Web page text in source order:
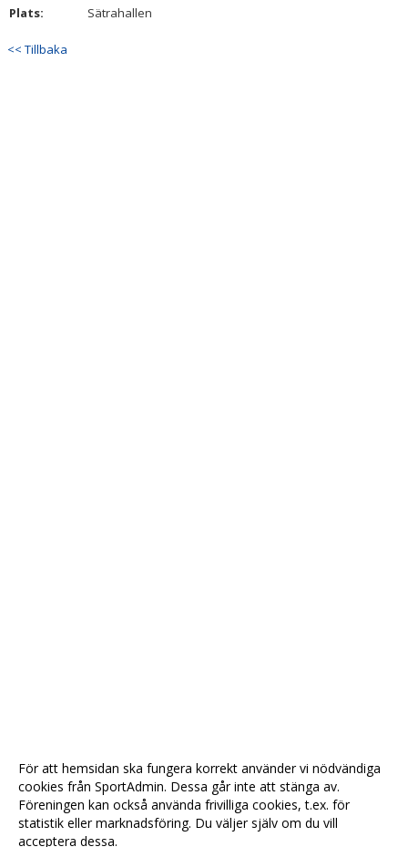
Plats:
Sätrahallen
<< Tillbaka
För att hemsidan ska fungera korrekt använder vi nödvändiga
cookies från SportAdmin. Dessa går inte att stänga av.
Föreningen kan också använda frivilliga cookies, t.ex. för
statistik eller marknadsföring. Du väljer själv om du vill
acceptera dessa.